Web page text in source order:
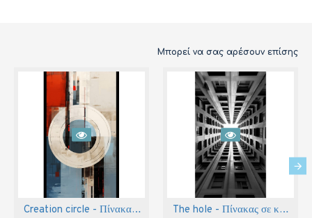
Μπορεί να σας αρέσουν επίσης
Creation circle - Πίνακας σε καμβά The hole - Πίνακας σε καμβά